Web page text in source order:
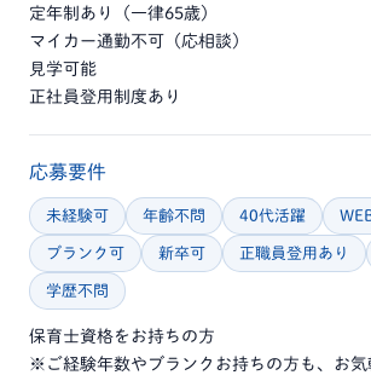
定年制あり（一律65歳）
マイカー通勤不可（応相談）
見学可能
正社員登用制度あり
応募要件
未経験可 年齢不問 40代活躍
ブランク可 新卒可 正職員登用あり
学歴不問
保育士資格をお持ちの方
※ご経験年数やブランクお持ちの方も、お気